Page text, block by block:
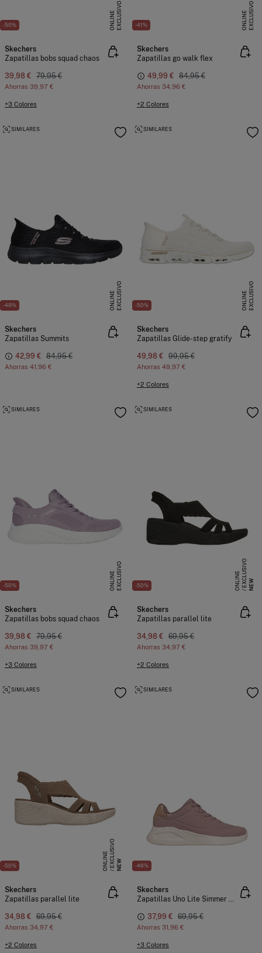
-50% E
X
C
L
U
SI
V
O
O
N
L
I
N
E
Skechers
Zapatillas bobs squad chaos
39,98 € 79,95 €
Ahorras 39,97 €
+3 Colores
-41% E
X
C
L
U
SI
V
O
O
N
L
I
N
E
Skechers
Zapatillas go walk flex
49,99 € 84,95 €
Ahorras 34,96 €
+2 Colores
-49% E
X
C
L
U
SI
V
O
O
N
L
I
N
E
SIMILARES
Skechers
Zapatillas Summits
42,99 € 84,95 €
Ahorras 41,96 €
-50% E
X
C
L
U
SI
V
O
O
N
L
I
N
E
SIMILARES
Skechers
Zapatillas Glide-step gratify
49,98 € 99,95 €
Ahorras 49,97 €
+2 Colores
-50% E
X
C
L
U
SI
V
O
O
N
L
I
N
E
SIMILARES
Skechers
Zapatillas bobs squad chaos
39,98 € 79,95 €
Ahorras 39,97 €
+3 Colores
-50% NEW
E
X
C
L
US
I
V
O
O
N
L
I
N
E
SIMILARES
Skechers
Zapatillas parallel lite
34,98 € 69,95 €
Ahorras 34,97 €
+2 Colores
-50% NEW
E
X
C
L
US
I
V
O
O
N
L
I
N
E
SIMILARES
Skechers
Zapatillas parallel lite
34,98 € 69,95 €
Ahorras 34,97 €
+2 Colores
-46%
SIMILARES
Skechers
Zapatillas Uno Lite Simmer Along
37,99 € 69,95 €
Ahorras 31,96 €
+3 Colores